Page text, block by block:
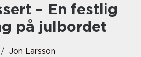
på julbordet
Jon Larsson